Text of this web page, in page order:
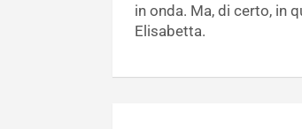
in onda. Ma, di certo, in
Elisabetta.